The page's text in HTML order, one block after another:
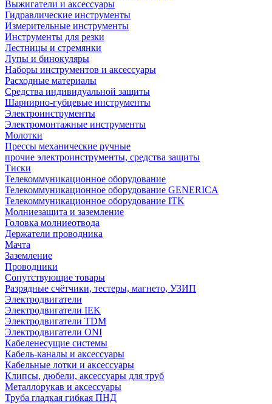
Выжигатели и аксессуары
Гидравлические инструменты
Измерительные инструменты
Инструменты для резки
Лестницы и стремянки
Лупы и бинокуляры
Наборы инструментов и аксессуары
Расходные материалы
Средства индивидуальной защиты
Шарнирно-губцевые инструменты
Электроинструменты
Электромонтажные инструменты
Молотки
Прессы механические ручные
прочие электроинструменты, средства защиты
Тиски
Телекоммуникационное оборудование
Телекоммуникационное оборудование GENERICA
Телекоммуникационное оборудование ITK
Молниезащита и заземление
Головка молниеотвода
Держатели проводника
Мачта
Заземление
Проводники
Сопутствующие товары
Разрядные счётчики, тестеры, магнето, УЗИП
Электродвигатели
Электродвигатели IEK
Электродвигатели TDM
Электродвигатели ONI
Кабеленесущие системы
Кабель-каналы и аксессуары
Кабельные лотки и аксессуары
Клипсы, дюбели, аксессуары для труб
Металлорукав и аксессуары
Труба гладкая гибкая ПНД